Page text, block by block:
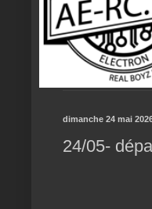
dimanche 24 mai
24/05-